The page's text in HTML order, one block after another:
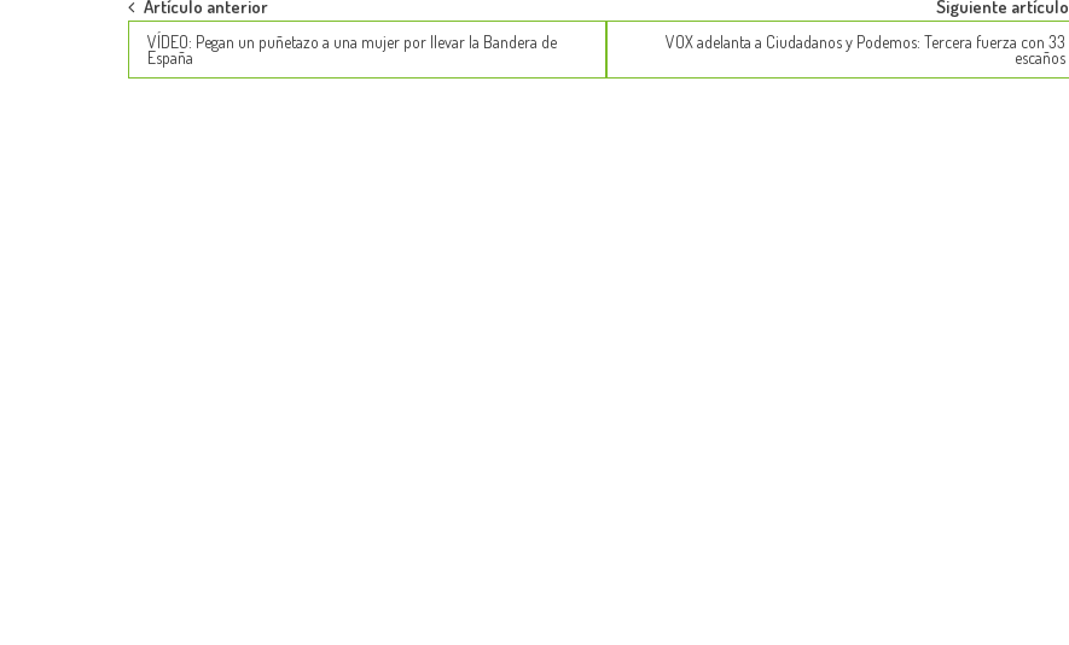
Post
navigation
Artículo anterior
VÍDEO: Pegan un puñetazo a una mujer por llevar la Bandera de
España
Siguiente artículo
VOX adelanta a Ciudadanos y Podemos: Tercera fuerza con 33
escaños